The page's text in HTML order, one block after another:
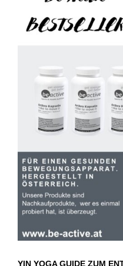
YIN YOGA GUIDE ZUM